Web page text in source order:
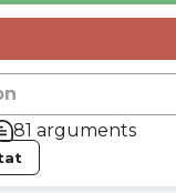
81 arguments